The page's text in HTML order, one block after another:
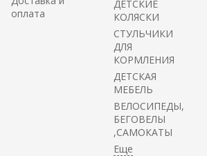
оплата
ДЕТСКИЕ
КОЛЯСКИ
CТУЛЬЧИКИ
ДЛЯ
КОРМЛЕНИЯ
ДЕТСКАЯ
МЕБЕЛЬ
ВЕЛОСИПЕДЫ,
БЕГОВЕЛЫ
,САМОКАТЫ